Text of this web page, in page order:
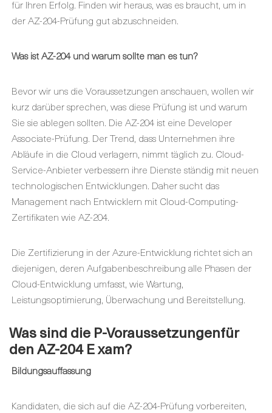
für Ihren Erfolg. Finden wir heraus, was es braucht, um in
der AZ-204-Prüfung gut abzuschneiden.
Was ist AZ-204 und warum sollte man es tun?
Bevor wir uns die Voraussetzungen anschauen, wollen wir
kurz darüber sprechen, was diese Prüfung ist und warum
Sie sie ablegen sollten. Die AZ-204 ist eine Developer
Associate-Prüfung. Der Trend, dass Unternehmen ihre
Abläufe in die Cloud verlagern, nimmt täglich zu. Cloud-
Service-Anbieter verbessern ihre Dienste ständig mit neuen
technologischen Entwicklungen. Daher sucht das
Management nach Entwicklern mit Cloud-Computing-
Zertifikaten wie AZ-204.
Die Zertifizierung in der Azure-Entwicklung richtet sich an
diejenigen, deren Aufgabenbeschreibung alle Phasen der
Cloud-Entwicklung umfasst, wie Wartung,
Leistungsoptimierung, Überwachung und Bereitstellung.
Was sind die P-Voraussetzungenfür
den AZ-204E xam?
Bildungsauffassung
Kandidaten, die sich auf die AZ-204-Prüfung vorbereiten,